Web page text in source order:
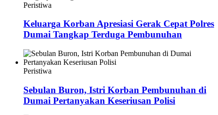
Peristiwa
Keluarga Korban Apresiasi Gerak Cepat Polres
Dumai Tangkap Terduga Pembunuhan
Peristiwa
Sebulan Buron, Istri Korban Pembunuhan di
Dumai Pertanyakan Keseriusan Polisi